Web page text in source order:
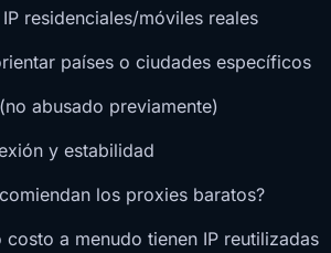
residenciales/móviles reales
países o ciudades específicos
abusado previamente)
y estabilidad
los proxies baratos?
a menudo tienen IP reutilizadas